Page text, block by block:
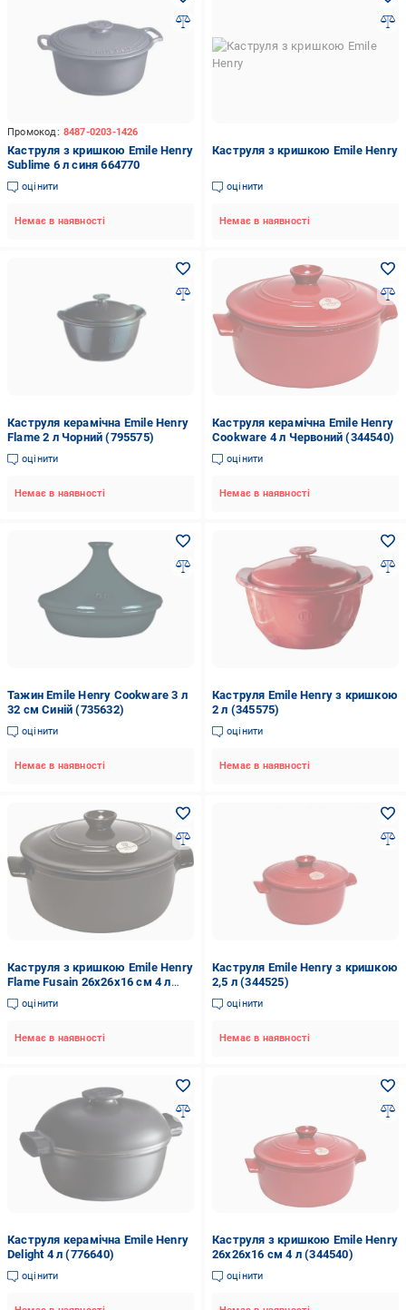
Промокод: 8487-0203-1426
Каструля з кришкою Emile Henry
Sublime 6 л синя 664770
оцінити
Немає в наявності
Каструля з кришкою Emile Henry
оцінити
Немає в наявності
Каструля керамічна Emile Henry
Flame 2 л Чорний (795575)
оцінити
Немає в наявності
Каструля керамічна Emile Henry
Cookware 4 л Червоний (344540)
оцінити
Немає в наявності
Тажин Emile Henry Cookware 3 л
32 см Синій (735632)
оцінити
Немає в наявності
Каструля Emile Henry з кришкою
2 л (345575)
оцінити
Немає в наявності
Каструля з кришкою Emile Henry
Flame Fusain 26x26x16 см 4 л
(794540)
оцінити
Немає в наявності
Каструля Emile Henry з кришкою
2,5 л (344525)
оцінити
Немає в наявності
Каструля керамічна Emile Henry
Delight 4 л (776640)
оцінити
Каструля з кришкою Emile Henry
26x26x16 см 4 л (344540)
оцінити